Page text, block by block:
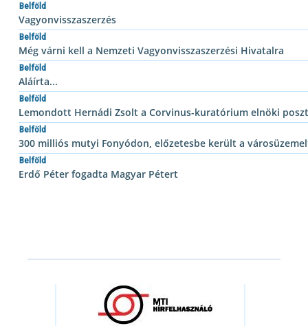
Belföld
Vagyonvisszaszerzés
Belföld
Még várni kell a Nemzeti Vagyonvisszaszerzési Hivatalra
Belföld
Aláírta...
Belföld
Lemondott Hernádi Zsolt a Corvinus-kuratórium elnöki
Belföld
300 milliós mutyi Fonyódon, előzetesbe került a
Belföld
Erdő Péter fogadta Magyar Pétert